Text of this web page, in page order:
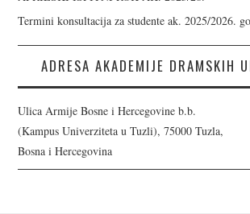
Termini konsultacija za studente ak. 2025/2026.
ADRESA AKADEMIJE DRAMSKIH
Ulica Armije Bosne i Hercegovine b.b.
(Kampus Univerziteta u Tuzli), 75000 Tuzla,
Bosna i Hercegovina